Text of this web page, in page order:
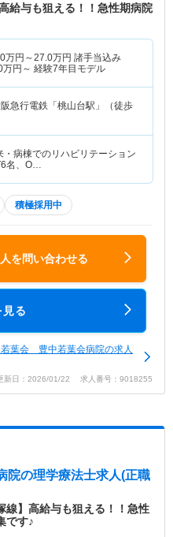
療に貢献するため医師と職員がよ
提供することに努めています。技
目指しています。施設はピンク基
のリハビリ器具や高度な医療技術
室を完備。ナースステーションは
治療を受けられるよう配置され、
、個室や2人部屋を中心にプライ
います。
給与も狙える！！急性期病院
万円～27.0万円 諸手当込み
万円～ 経験7年目モデル
急行電鉄「桃山台駅」（徒歩
・病棟でのリハビリテーション
PT6名、O…
積極採用中
を問い合わせる
る
葉会 豊中若葉会病院の求人
新日：2026/01/22 求人番号：9018255
院の理学療法士求人(正職
線】高給与も狙える！！急性
です♪